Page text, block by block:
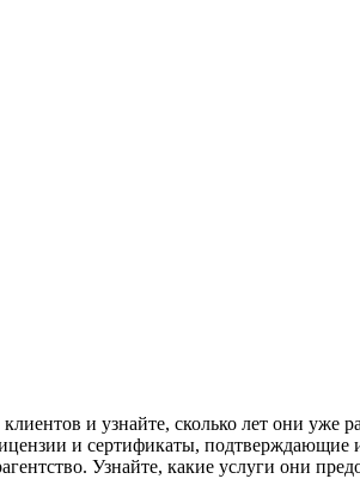
и узнайте, сколько лет они уже
и сертификаты, подтверждающие
Узнайте, какие услуги они